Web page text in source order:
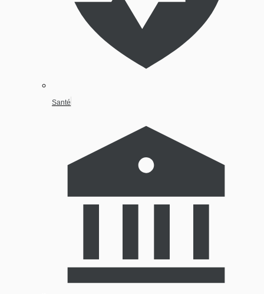
Santé